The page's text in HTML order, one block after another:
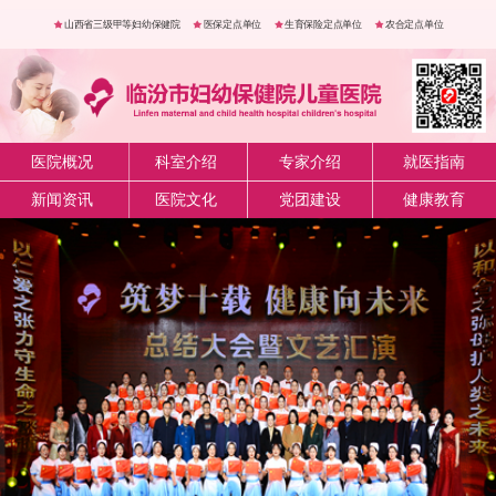
山西省三级甲等妇幼保健院 医保定点单位 生育保险定点单位 农合定点单位
医院概况 科室介绍 专家介绍 就医指南
新闻资讯 医院文化 党团建设 健康教育